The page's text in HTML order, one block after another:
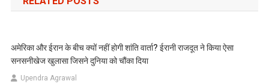
अमेरिका और ईरान के बीच क्यों नहीं होगी शांति वार्ता? ईरानी राजदूत ने किया ऐसा
सनसनीखेज खुलासा जिसने दुनिया को चौंका दिया
Upendra Agrawal